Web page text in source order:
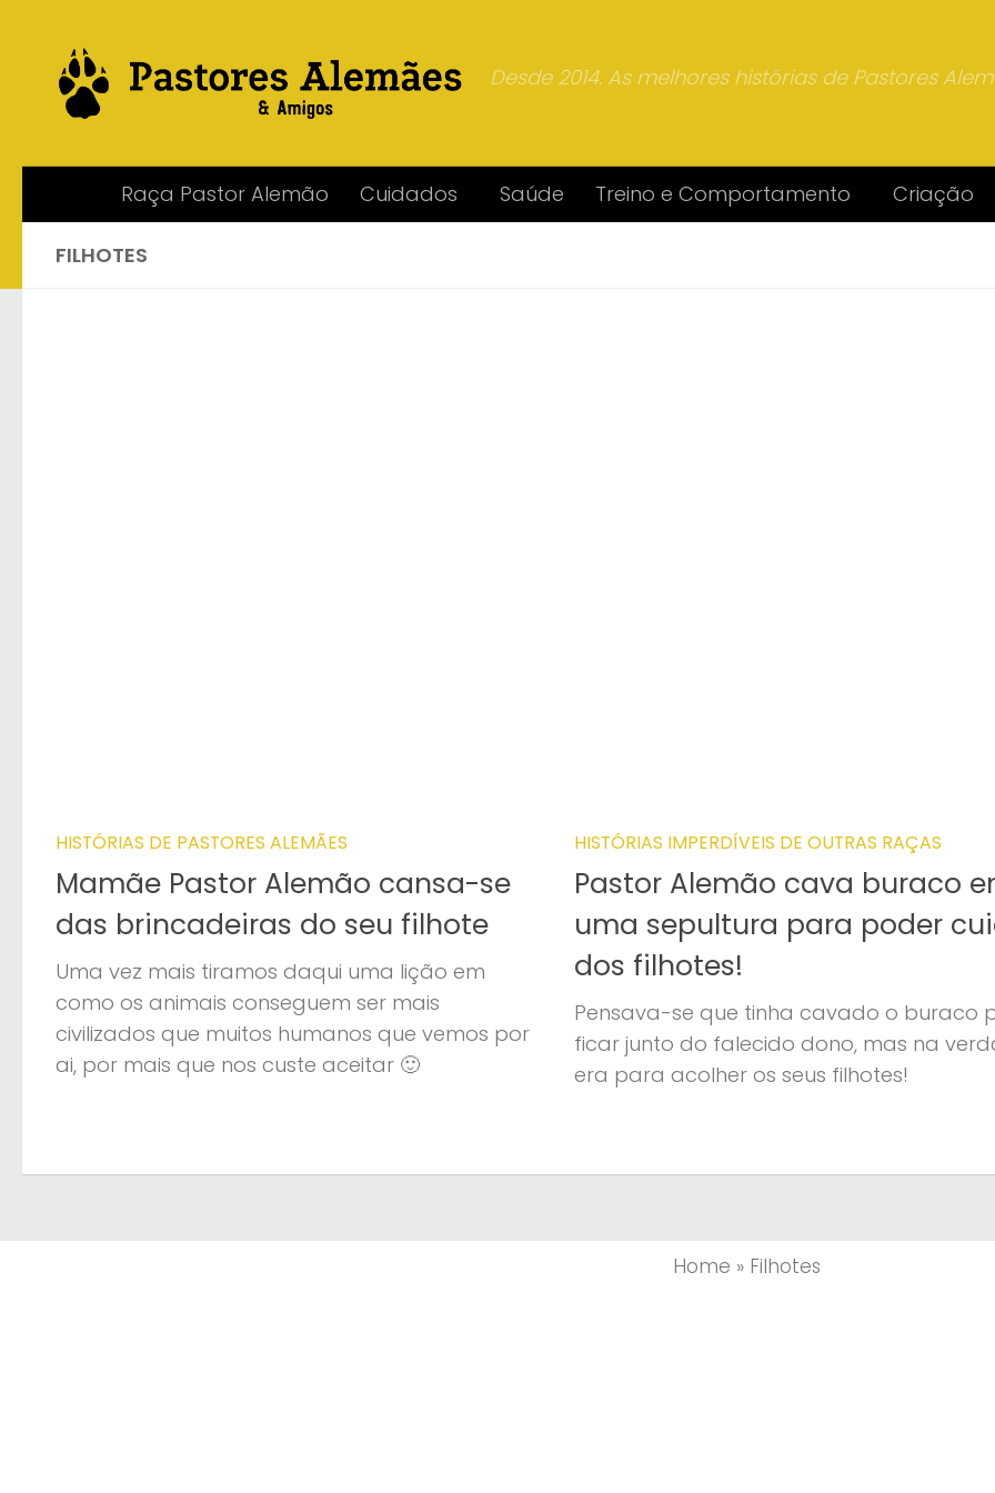
Desde 2014. As melhores histórias de Pastores
Raça Pastor Alemão Cuidados Saúde Treino e Comportamento Criação
FILHOTES
HISTÓRIAS DE PASTORES ALEMÃES
Mamãe Pastor Alemão cansa-se
das brincadeiras do seu filhote
Uma vez mais tiramos daqui uma lição em
como os animais conseguem ser mais
civilizados que muitos humanos que vemos por
ai, por mais que nos custe aceitar 🙂
HISTÓRIAS IMPERDÍVEIS DE OUTRAS RAÇAS
Pastor Alemão cava buraco
uma sepultura para poder
dos filhotes!
Pensava-se que tinha cavado o buraco
ficar junto do falecido dono, mas na
era para acolher os seus filhotes!
Home » Filhotes